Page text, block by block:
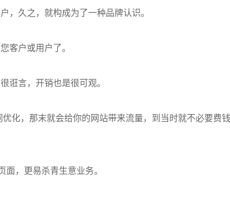
久之，就构成为了一种品牌认识。
客户或用户了。
诳言，开销也是很可观。
化，那末就会给你的网站带来流量，到当时就不必要费
，更易杀青生意业务。